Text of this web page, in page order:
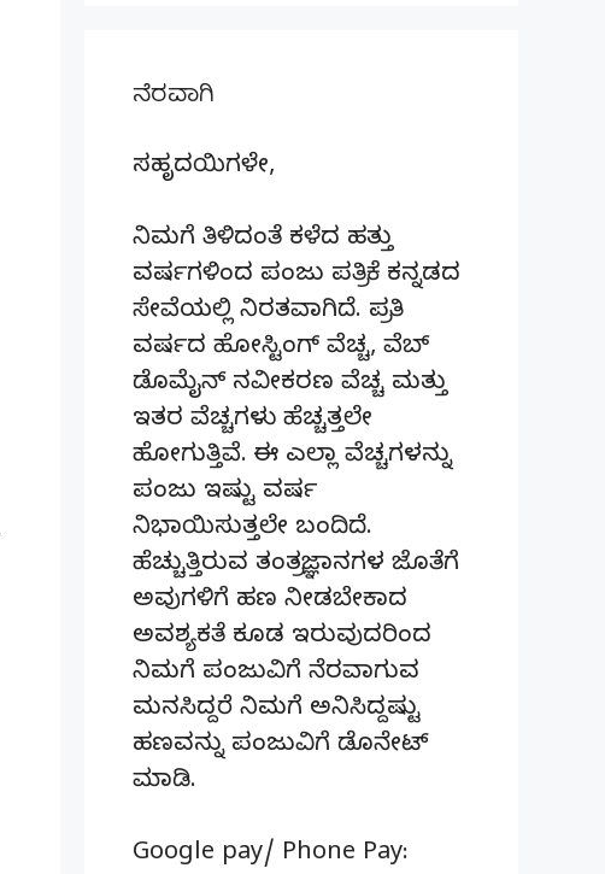
ನೆರವಾಗಿ
ಸಹೃದಯಿಗಳೇ,
ನಿಮಗೆ ತಿಳಿದಂತೆ ಕಳೆದ ಹತ್ತು
ವರ್ಷಗಳಿಂದ ಪಂಜು ಪತ್ರಿಕೆ ಕನ್ನಡದ
ಸೇವೆಯಲ್ಲಿ ನಿರತವಾಗಿದೆ. ಪ್ರತಿ
ವರ್ಷದ ಹೋಸ್ಟಿಂಗ್‌ ವೆಚ್ಚ, ವೆಬ್‌
ಡೊಮೈನ್‌ ನವೀಕರಣ ವೆಚ್ಚ ಮತ್ತು
ಇತರ ವೆಚ್ಚಗಳು ಹೆಚ್ಚತ್ತಲೇ
ಹೋಗುತ್ತಿವೆ. ಈ ಎಲ್ಲಾ ವೆಚ್ಚಗಳನ್ನು
ಪಂಜು ಇಷ್ಟು ವರ್ಷ
ನಿಭಾಯಿಸುತ್ತಲೇ ಬಂದಿದೆ.
ಹೆಚ್ಚುತ್ತಿರುವ ತಂತ್ರಜ್ಞಾನಗಳ ಜೊತೆಗೆ
ಅವುಗಳಿಗೆ ಹಣ ನೀಡಬೇಕಾದ
ಅವಶ್ಯಕತೆ ಕೂಡ ಇರುವುದರಿಂದ
ನಿಮಗೆ ಪಂಜುವಿಗೆ ನೆರವಾಗುವ
ಮನಸಿದ್ದರೆ ನಿಮಗೆ ಅನಿಸಿದ್ದಷ್ಟು
ಹಣವನ್ನು ಪಂಜುವಿಗೆ ಡೊನೇಟ್‌
ಮಾಡಿ.
Google pay/ Phone Pay: